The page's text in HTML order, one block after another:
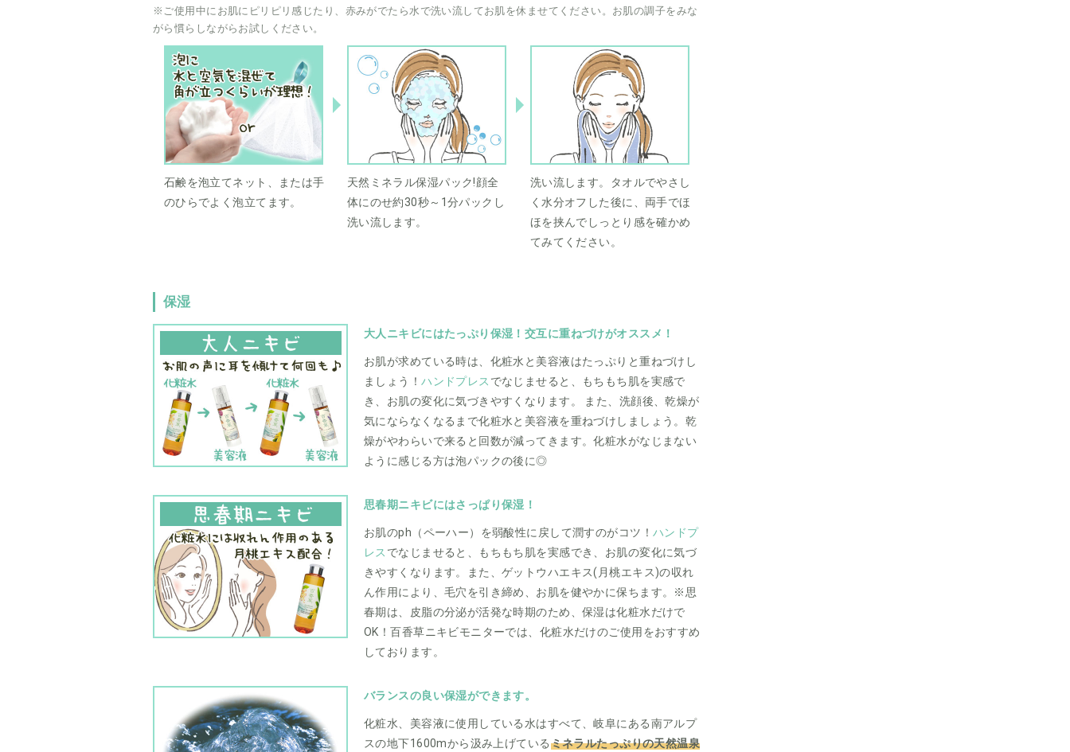
※ご使用中にお肌にピリピリ感じたり、赤みがでたら水で洗い流してお肌を休ませてください。お肌の調子をみな
がら慣らしながらお試しください。
石鹸を泡立てネット、または手
のひらでよく泡立てます。
天然ミネラル保湿パック!顔全
体にのせ約30秒～1分パックし
洗い流します。
洗い流します。タオルでやさし
く水分オフした後に、両手でほ
ほを挟んでしっとり感を確かめ
てみてください。
保湿
大人ニキビにはたっぷり保湿！交互に重ねづけがオススメ！
お肌が求めている時は、化粧水と美容液はたっぷりと重ねづけし
ましょう！ハンドプレス でなじませると、もちもち肌を実感で
き、お肌の変化に気づきやすくなります。 また、洗顔後、乾燥が
気にならなくなるまで化粧水と美容液を重ねづけしましょう。乾
燥がやわらいで来ると回数が減ってきます。化粧水がなじまない
ように感じる方は泡パックの後に◎
思春期ニキビにはさっぱり保湿！
お肌のph（ペーハー）を弱酸性に戻して潤すのがコツ！ ハンドプ
レス でなじませると、もちもち肌を実感でき、お肌の変化に気づ
きやすくなります。また、ゲットウハエキス(月桃エキス)の収れ
ん作用により、毛穴を引き締め、お肌を健やかに保ちます。※思
春期は、皮脂の分泌が活発な時期のため、保湿は化粧水だけで
OK！百香草ニキビモニターでは、化粧水だけのご使用をおすすめ
しております。
バランスの良い保湿ができます。
化粧水、美容液に使用している水はすべて、岐阜にある南アルプ
スの地下1600mから汲み上げているミネラルたっぷりの天然温泉